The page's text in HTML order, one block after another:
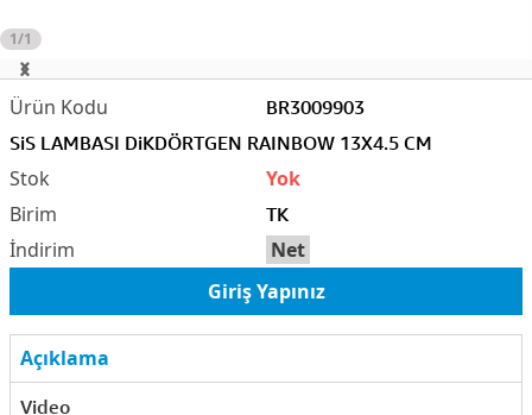
1/1
BR3009903
SiS LAMBASI DiKDÖRTGEN RAINBOW 13X4.5 CM
TK
Net
Yok
Giriş Yapınız
Açıklama
Video